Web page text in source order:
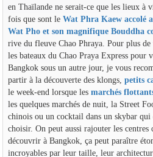
en Thaïlande ne serait-ce que les lieux à
fois que sont le Wat Phra Kaew accolé
Wat Pho et son magnifique Bouddha
rive du fleuve Chao Phraya. Pour plus
les bateaux du Chao Praya Express
Bangkok sous un autre jour, je vous
partir à la découverte des klongs, petits
le week-end lorsque les marchés
les quelques marchés de nuit, la Street
chinois ou un cocktail dans un skybar
choisir. On peut aussi rajouter les centres
découvrir à Bangkok, ça peut paraître
incroyables par leur taille, leur